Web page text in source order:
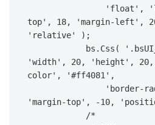
top', 18, 'margin-left',
'relative' );
'width', 20, 'height', 20,
color', '#ff4081',
'margin-top', -10,